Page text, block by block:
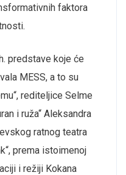
faktora
predstave koje će
MESS, a to su
“, rediteljice Selme
i ruža“ Aleksandra
ratnog teatra
prema istoimenoj
i režiji Kokana